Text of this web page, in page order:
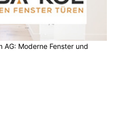
AG: Moderne Fenster und